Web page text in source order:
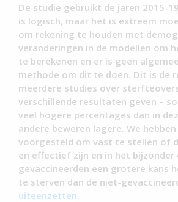
De studie gebruikt de jaren 2015-
is logisch, maar het is extreem
om rekening te houden met
veranderingen in de modellen om
te berekenen en er is geen
methode om dit te doen. Dit is de
meerdere studies over
verschillende resultaten geven –
veel hogere percentages dan in
andere beweren lagere. We
voorgesteld om vast te stellen of
en effectief zijn en in het bijzonder
gevaccineerden een grotere kans
te sterven dan de niet-
uiteenzetten.